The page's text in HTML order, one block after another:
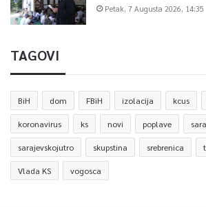
Petak, 7 Augusta 2026, 14:35
TAGOVI
BiH dom FBiH izolacija kcus
koronavirus ks novi poplave
sarajevskojutro skupstina srebrenica
Vlada KS vogosca